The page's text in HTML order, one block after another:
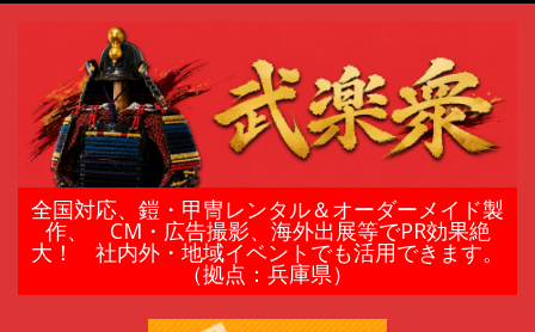
鎧
甲
全国対応、鎧・甲冑レンタル＆オーダーメイド製
作、 CM・広告撮影、海外出展等でPR効果絶
大！ 社内外・地域イベントでも活用できます。
（拠点：兵庫県）